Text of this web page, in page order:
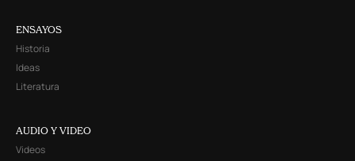
ENSAYOS
Historia
Ideas
Literatura
AUDIO Y VIDEO
Videos